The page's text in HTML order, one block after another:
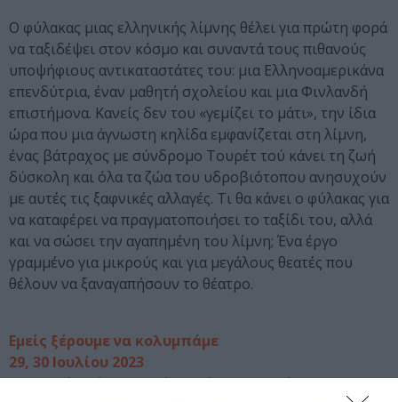
Ο φύλακας μιας ελληνικής λίμνης θέλει για πρώτη φορά
να ταξιδέψει στον κόσμο και συναντά τους πιθανούς
υποψήφιους αντικαταστάτες του: μια Ελληνοαμερικάνα
επενδύτρια, έναν μαθητή σχολείου και μια Φινλανδή
επιστήμονα. Κανείς δεν του «γεμίζει το μάτι», την ίδια
ώρα που μια άγνωστη κηλίδα εμφανίζεται στη λίμνη,
ένας βάτραχος με σύνδρομο Τουρέτ τού κάνει τη ζωή
δύσκολη και όλα τα ζώα του υδροβιότοπου ανησυχούν
με αυτές τις ξαφνικές αλλαγές. Τι θα κάνει ο φύλακας για
να καταφέρει να πραγματοποιήσει το ταξίδι του, αλλά
και να σώσει την αγαπημένη του λίμνη; Ένα έργο
γραμμένο για μικρούς και για μεγάλους θεατές που
θέλουν να ξαναγαπήσουν το θέατρο.
Εμείς ξέρουμε να κολυμπάμε
29, 30 Ιουλίου 2023
Μινωικό Ανάκτορο Κάτω Ζάκρου, Λασίθι